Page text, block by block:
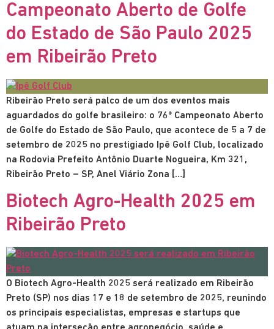
Campeonato Aberto de Golfe
do Estado de São Paulo 2025
em Ribeirão Preto
Ribeirão Preto será palco de um dos eventos mais
aguardados do golfe brasileiro: o 76º Campeonato Aberto
de Golfe do Estado de São Paulo, que acontece de 5 a 7 de
setembro de 2025 no prestigiado Ipê Golf Club, localizado
na Rodovia Prefeito Antônio Duarte Nogueira, Km 321,
Ribeirão Preto – SP, Anel Viário Zona […]
Biotech Agro-Health 2025 em
Ribeirão Preto
O Biotech Agro-Health 2025 será realizado em Ribeirão
Preto (SP) nos dias 17 e 18 de setembro de 2025, reunindo
os principais especialistas, empresas e startups que